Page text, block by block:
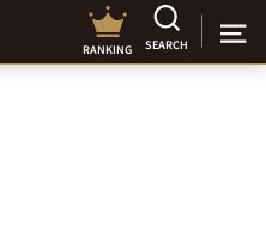
RANKING SEARCH